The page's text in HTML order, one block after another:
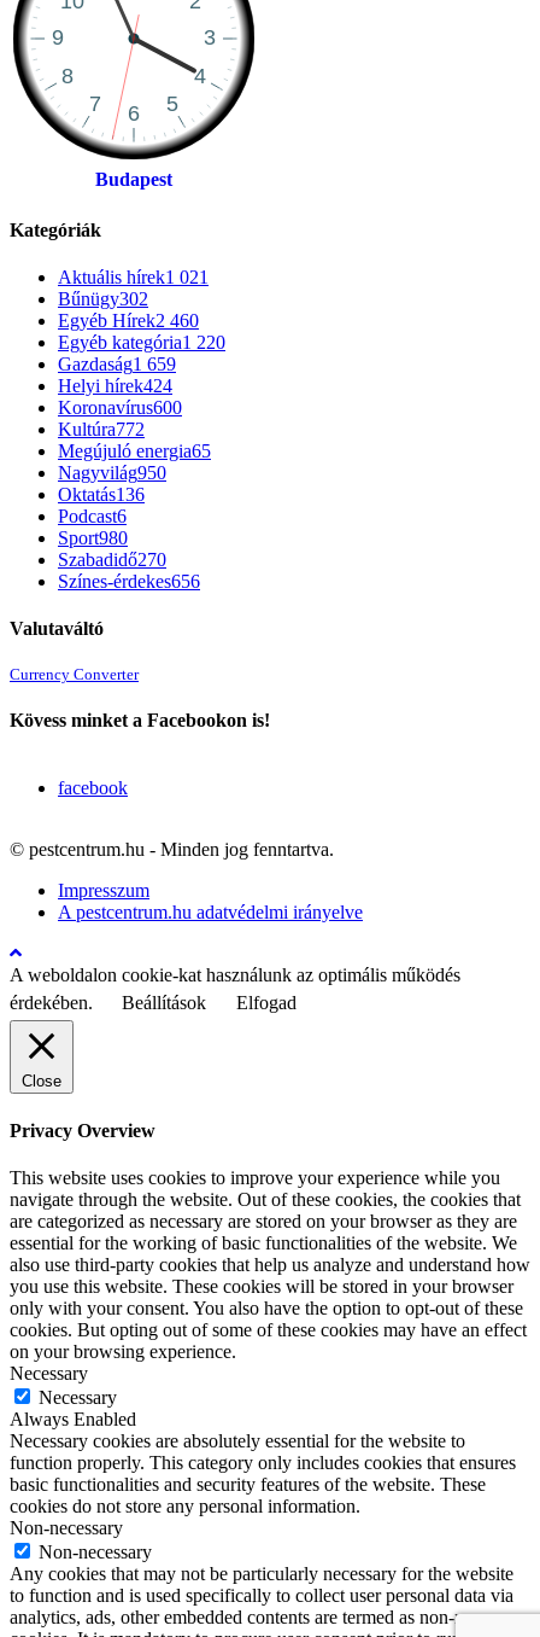
Budapest
Kategóriák
Aktuális hírek1 021
Bűnügy302
Egyéb Hírek2 460
Egyéb kategória1 220
Gazdaság1 659
Helyi hírek424
Koronavírus600
Kultúra772
Megújuló energia65
Nagyvilág950
Oktatás136
Podcast6
Sport980
Szabadidő270
Színes-érdekes656
Valutaváltó
Currency Converter
Kövess minket a Facebookon is!
facebook
© pestcentrum.hu - Minden jog fenntartva.
Impresszum
A pestcentrum.hu adatvédelmi irányelve
A weboldalon cookie-kat használunk az optimális működés
érdekében.
Beállítások Elfogad
Close
Privacy Overview
This website uses cookies to improve your experience while you
navigate through the website. Out of these cookies, the cookies that
are categorized as necessary are stored on your browser as they are
essential for the working of basic functionalities of the website. We
also use third-party cookies that help us analyze and understand how
you use this website. These cookies will be stored in your browser
only with your consent. You also have the option to opt-out of these
cookies. But opting out of some of these cookies may have an effect
on your browsing experience.
Necessary
Necessary
Always Enabled
Necessary cookies are absolutely essential for the website to
function properly. This category only includes cookies that ensures
basic functionalities and security features of the website. These
cookies do not store any personal information.
Non-necessary
Non-necessary
Any cookies that may not be particularly necessary for the website
to function and is used specifically to collect user personal data via
analytics, ads, other embedded contents are termed as non-necessary